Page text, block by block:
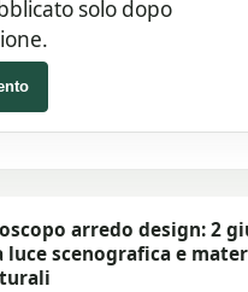
solo dopo
arredo design: 2
luce scenografica e